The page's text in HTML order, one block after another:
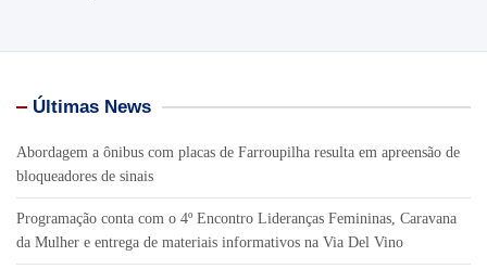
Últimas News
Abordagem a ônibus com placas de Farroupilha resulta em apreensão de
bloqueadores de sinais
Programação conta com o 4º Encontro Lideranças Femininas, Caravana
da Mulher e entrega de materiais informativos na Via Del Vino